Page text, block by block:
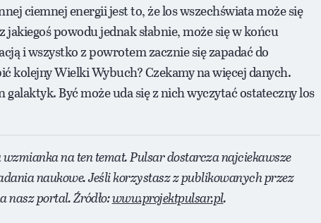
ciemnej energii jest to, że los wszechświata może się
jakiegoś powodu jednak słabnie, może się w końcu
i wszystko z powrotem zacznie się zapadać do
kolejny Wielki Wybuch? Czekamy na więcej danych.
Być może uda się z nich wyczytać ostateczny los
na ten temat. Pulsar dostarcza najciekawsze
naukowe. Jeśli korzystasz z publikowanych przez
nasz portal. Źródło:www.projektpulsar.pl.